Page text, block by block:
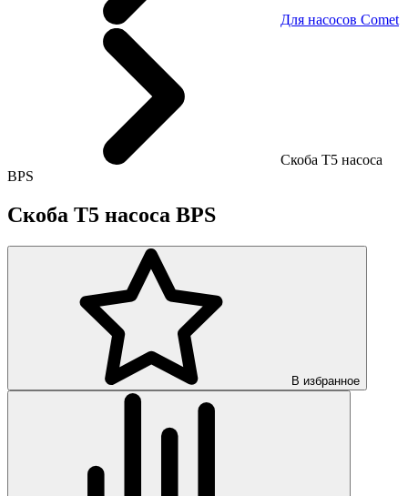
Для насосов Comet
Скоба T5 насоса
BPS
Скоба T5 насоса BPS
В избранное